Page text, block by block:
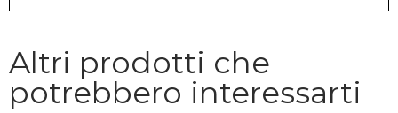
Altri prodotti che
potrebbero interessarti